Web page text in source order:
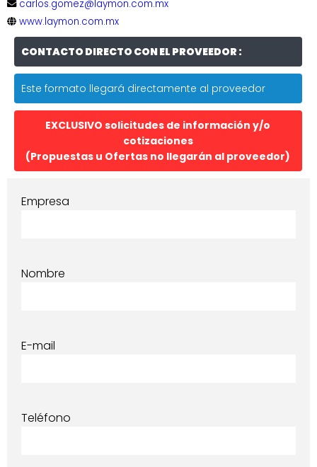
carlos.gomez@laymon.com.mx
www.laymon.com.mx
CONTACTO DIRECTO CON EL PROVEEDOR :
Este formato llegará directamente al proveedor
EXCLUSIVO solicitudes de información y/o
cotizaciones
(Propuestas u Ofertas no llegarán al proveedor)
Empresa
Nombre
E-mail
Teléfono